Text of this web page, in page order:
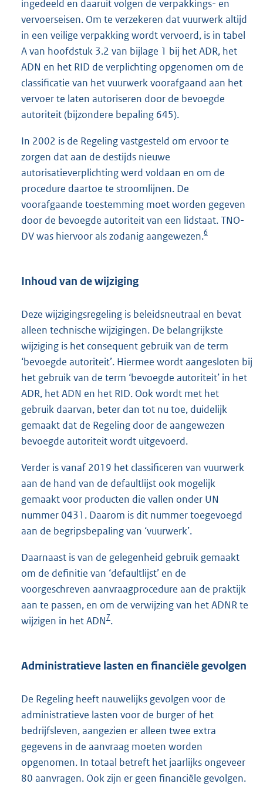
ingedeeld en daaruit volgen de verpakkings- en
vervoerseisen. Om te verzekeren dat vuurwerk altijd
in een veilige verpakking wordt vervoerd, is in tabel
A van hoofdstuk 3.2 van bijlage 1 bij het ADR, het
ADN en het RID de verplichting opgenomen om de
classificatie van het vuurwerk voorafgaand aan het
vervoer te laten autoriseren door de bevoegde
autoriteit (bijzondere bepaling 645).
In 2002 is de Regeling vastgesteld om ervoor te
zorgen dat aan de destijds nieuwe
autorisatieverplichting werd voldaan en om de
procedure daartoe te stroomlijnen. De
voorafgaande toestemming moet worden gegeven
door de bevoegde autoriteit van een lidstaat. TNO-
DV was hiervoor als zodanig aangewezen.6
Inhoud van de wijziging
Deze wijzigingsregeling is beleidsneutraal en bevat
alleen technische wijzigingen. De belangrijkste
wijziging is het consequent gebruik van de term
‘bevoegde autoriteit’. Hiermee wordt aangesloten bij
het gebruik van de term ‘bevoegde autoriteit’ in het
ADR, het ADN en het RID. Ook wordt met het
gebruik daarvan, beter dan tot nu toe, duidelijk
gemaakt dat de Regeling door de aangewezen
bevoegde autoriteit wordt uitgevoerd.
Verder is vanaf 2019 het classificeren van vuurwerk
aan de hand van de defaultlijst ook mogelijk
gemaakt voor producten die vallen onder UN
nummer 0431. Daarom is dit nummer toegevoegd
aan de begripsbepaling van ‘vuurwerk’.
Daarnaast is van de gelegenheid gebruik gemaakt
om de definitie van ‘defaultlijst’ en de
voorgeschreven aanvraagprocedure aan de praktijk
aan te passen, en om de verwijzing van het ADNR te
wijzigen in het ADN7.
Administratieve lasten en financiële gevolgen
De Regeling heeft nauwelijks gevolgen voor de
administratieve lasten voor de burger of het
bedrijfsleven, aangezien er alleen twee extra
gegevens in de aanvraag moeten worden
opgenomen. In totaal betreft het jaarlijks ongeveer
80 aanvragen. Ook zijn er geen financiële gevolgen.